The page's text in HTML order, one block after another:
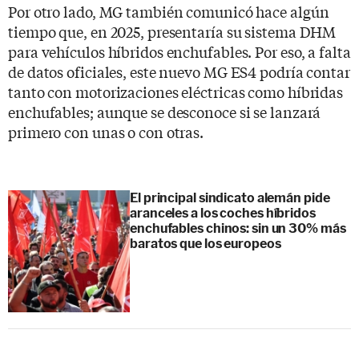
Por otro lado, MG también comunicó hace algún
tiempo que, en 2025, presentaría su sistema DHM
para vehículos híbridos enchufables. Por eso, a falta
de datos oficiales, este nuevo MG ES4 podría contar
tanto con motorizaciones eléctricas como híbridas
enchufables; aunque se desconoce si se lanzará
primero con unas o con otras.
El principal sindicato alemán pide
aranceles a los coches híbridos
enchufables chinos: sin un 30% más
baratos que los europeos